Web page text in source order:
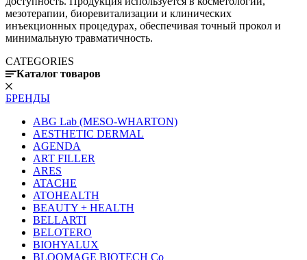
мезотерапии, биоревитализации и клинических
инъекционных процедурах, обеспечивая точный прокол и
минимальную травматичность.
CATEGORIES
Каталог товаров
БРЕНДЫ
ABG Lab (MESO-WHARTON)
AESTHETIC DERMAL
AGENDA
ART FILLER
ARES
ATACHE
ATOHEALTH
BEAUTY + HEALTH
BELLARTI
BELOTERO
BIOHYALUX
BLOOMAGE BIOTECH Co